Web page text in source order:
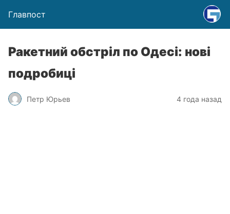
Главпост
Ракетний обстріл по Одесі: нові
подробиці
Петр Юрьев 4 года назад